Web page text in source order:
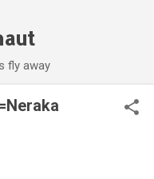
fly away